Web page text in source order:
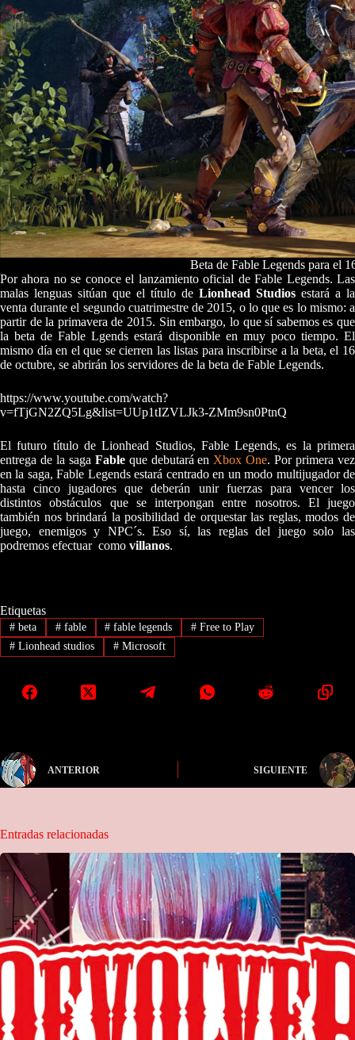
Beta de Fable Legends para el
Por ahora no se conoce el lanzamiento oficial de Fable Legends. Las
malas lenguas sitúan que el título de Lionhead Studios estará a la
venta durante el segundo cuatrimestre de 2015, o lo que es lo mismo: a
partir de la primavera de 2015. Sin embargo, lo que sí sabemos es que
la beta de Fable Lgends estará disponible en muy poco tiempo. El
mismo día en el que se cierren las listas para inscribirse a la beta, el 16
de octubre, se abrirán los servidores de la beta de Fable Legends.
https://www.youtube.com/watch?
v=fTjGN2ZQ5Lg&list=UUp1tIZVLJk3-ZMm9sn0PtnQ
El futuro título de Lionhead Studios, Fable Legends, es la primera
entrega de la saga Fableque debutará en Xbox One. Por primera vez
en la saga, Fable Legends estará centrado en un modo multijugador de
hasta cinco jugadores que deberán unir fuerzas para vencer los
distintos obstáculos que se interpongan entre nosotros. El juego
también nos brindará la posibilidad de orquestar las reglas, modos de
juego, enemigos y NPC´s. Eso sí, las reglas del juego solo las
podremos efectuar como villanos.
Etiquetas
#beta #fable # fable legends # Free to Play
#Lionhead studios #Microsoft
ANTERIOR SIGUIENTE
Entradas relacionadas